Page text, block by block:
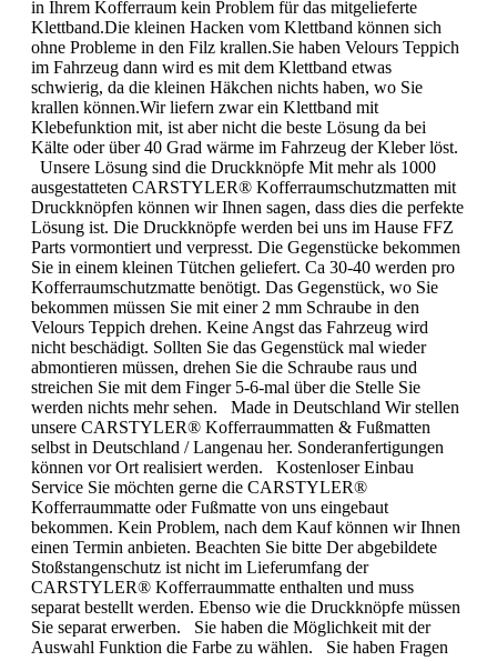
in Ihrem Kofferraum kein Problem für das mitgelieferte
Klettband.Die kleinen Hacken vom Klettband können sich
ohne Probleme in den Filz krallen.Sie haben Velours Teppich
im Fahrzeug dann wird es mit dem Klettband etwas
schwierig, da die kleinen Häkchen nichts haben, wo Sie
krallen können.Wir liefern zwar ein Klettband mit
Klebefunktion mit, ist aber nicht die beste Lösung da bei
Kälte oder über 40 Grad wärme im Fahrzeug der Kleber löst.
Unsere Lösung sind die Druckknöpfe Mit mehr als 1000
ausgestatteten CARSTYLER® Kofferraumschutzmatten mit
Druckknöpfen können wir Ihnen sagen, dass dies die perfekte
Lösung ist. Die Druckknöpfe werden bei uns im Hause FFZ
Parts vormontiert und verpresst. Die Gegenstücke bekommen
Sie in einem kleinen Tütchen geliefert. Ca 30-40 werden pro
Kofferraumschutzmatte benötigt. Das Gegenstück, wo Sie
bekommen müssen Sie mit einer 2 mm Schraube in den
Velours Teppich drehen. Keine Angst das Fahrzeug wird
nicht beschädigt. Sollten Sie das Gegenstück mal wieder
abmontieren müssen, drehen Sie die Schraube raus und
streichen Sie mit dem Finger 5-6-mal über die Stelle Sie
werden nichts mehr sehen. Made in Deutschland Wir stellen
unsere CARSTYLER® Kofferraummatten & Fußmatten
selbst in Deutschland / Langenau her. Sonderanfertigungen
können vor Ort realisiert werden. Kostenloser Einbau
Service Sie möchten gerne die CARSTYLER®
Kofferraummatte oder Fußmatte von uns eingebaut
bekommen. Kein Problem, nach dem Kauf können wir Ihnen
einen Termin anbieten. Beachten Sie bitte Der abgebildete
Stoßstangenschutz ist nicht im Lieferumfang der
CARSTYLER® Kofferraummatte enthalten und muss
separat bestellt werden. Ebenso wie die Druckknöpfe müssen
Sie separat erwerben. Sie haben die Möglichkeit mit der
Auswahl Funktion die Farbe zu wählen. Sie haben Fragen